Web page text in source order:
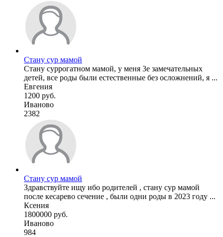
Стану сур мамой
Стану суррогатном мамой, у меня 3е замечательных
детей, все роды были естественные без осложнений, я ...
Евгения
1200 руб.
Иваново
2382
Стану сур мамой
Здравствуйте ищу ибо родителей , стану сур мамой
после кесарево сечение , были одни роды в 2023 году ...
Ксения
1800000 руб.
Иваново
984